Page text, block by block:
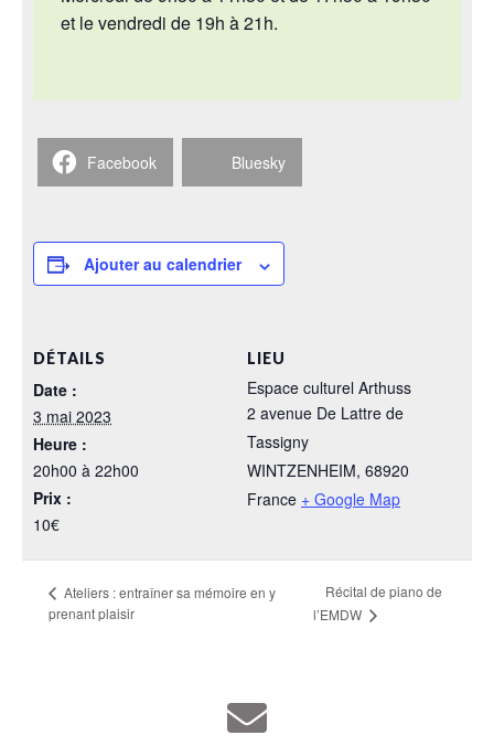
et le vendredi de 19h à 21h.
Facebook Bluesky
Ajouter au calendrier
DÉTAILS
Date :
3 mai 2023
Heure :
20h00 à 22h00
Prix :
10€
LIEU
Espace culturel Arthuss
2 avenue De Lattre de
Tassigny
WINTZENHEIM, 68920
France + Google Map
Ateliers : entraîner sa mémoire en y
prenant plaisir
Récital de piano de
l’EMDW